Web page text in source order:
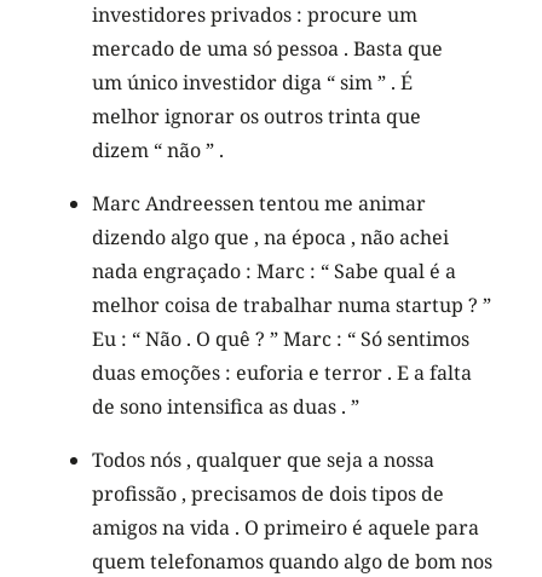
investidores privados : procure um
mercado de uma só pessoa . Basta que
um único investidor diga “ sim ” . É
melhor ignorar os outros trinta que
dizem “ não ” .
Marc Andreessen tentou me animar
dizendo algo que , na época , não achei
nada engraçado : Marc : “ Sabe qual é a
melhor coisa de trabalhar numa startup ? ”
Eu : “ Não . O quê ? ” Marc : “ Só sentimos
duas emoções : euforia e terror . E a falta
de sono intensifica as duas . ”
Todos nós , qualquer que seja a nossa
profissão , precisamos de dois tipos de
amigos na vida . O primeiro é aquele para
quem telefonamos quando algo de bom nos